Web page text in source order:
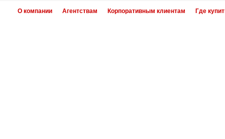
О компании Агентствам Корпоративным клиентам Где